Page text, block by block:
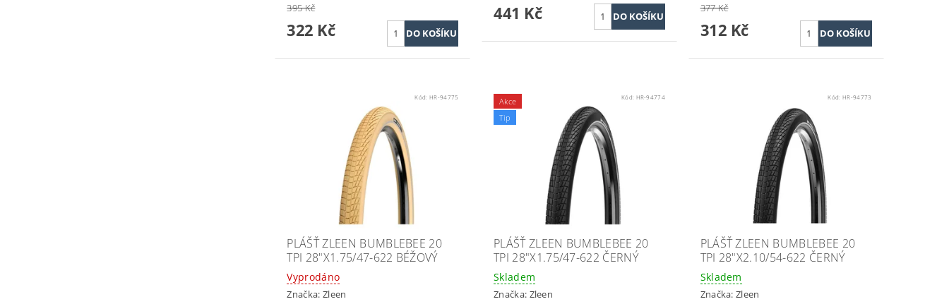
395 Kč
322 Kč
441 Kč
377 Kč
312 Kč
Kód: HR-94775
PLÁŠŤ ZLEEN BUMBLEBEE 20
TPI 28"X1.75/47-622 BÉŽOVÝ
Vyprodáno
Značka: Zleen
Akce
Tip
Kód: HR-94774
PLÁŠŤ ZLEEN BUMBLEBEE 20
TPI 28"X1.75/47-622 ČERNÝ
Skladem
Značka: Zleen
Kód:HR-94773
PLÁŠŤ ZLEEN BUMBLEBEE 20
TPI 28"X2.10/54-622 ČERNÝ
Skladem
Značka:Zleen